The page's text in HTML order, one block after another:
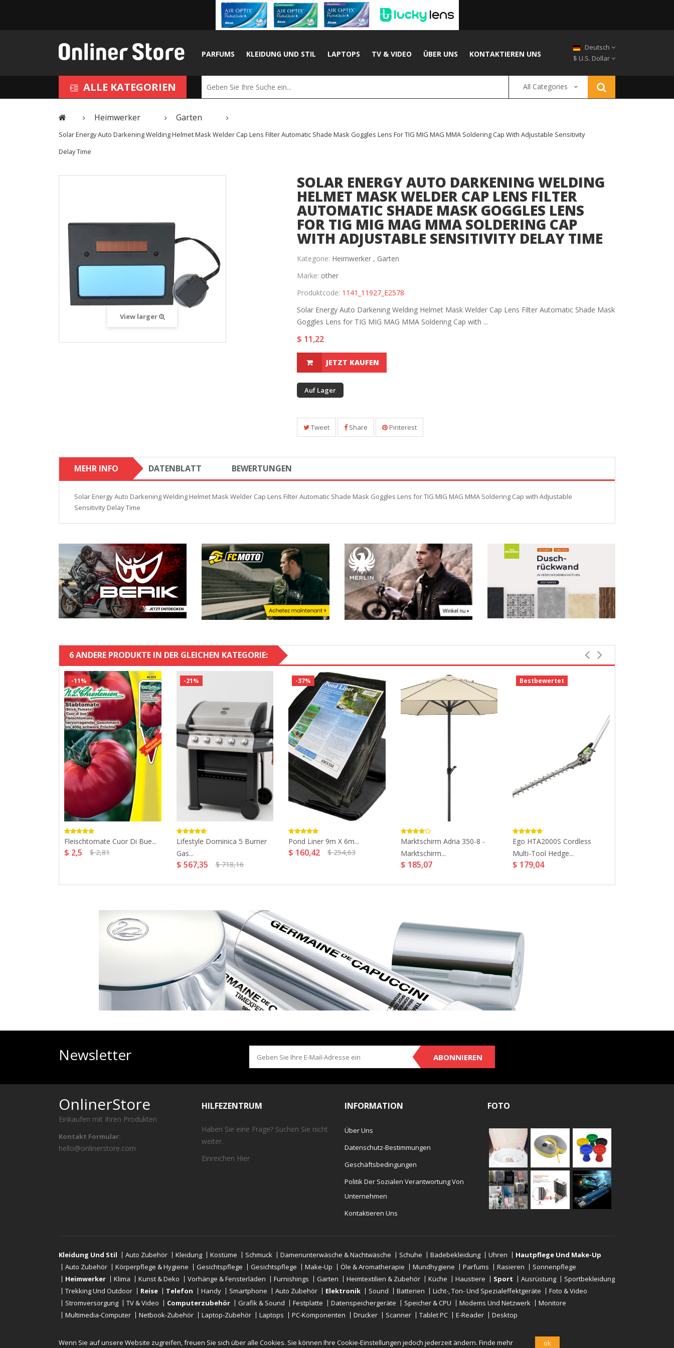
PARFUMS KLEIDUNG UND STIL LAPTOPS TV & VIDEO ÜBER UNS KONTAKTIEREN UNS
Deutsch
$ U.S. Dollar
ALLE KATEGORIEN All Categories
Heimwerker Garten
Solar Energy Auto Darkening Welding Helmet Mask Welder Cap Lens Filter Automatic Shade Mask Goggles Lens For TIG MIG MAG MMA Soldering Cap With Adjustable Sensitivity
Delay Time
View larger
SOLAR ENERGY AUTO DARKENING WELDING
HELMET MASK WELDER CAP LENS FILTER
AUTOMATIC SHADE MASK GOGGLES LENS
FOR TIG MIG MAG MMA SOLDERING CAP
WITH ADJUSTABLE SENSITIVITY DELAY TIME
Kategorie: Heimwerker , Garten
Marke: other
Produktcode: 1141_11927_E2578
Solar Energy Auto Darkening Welding Helmet Mask Welder Cap Lens Filter Automatic Shade Mask
Goggles Lens for TIG MIG MAG MMA Soldering Cap with ...
$ 11,22
JETZT KAUFEN
Auf Lager
Tweet Share Pinterest
MEHR INFO DATENBLATT BEWERTUNGEN
Solar Energy Auto Darkening Welding Helmet Mask Welder Cap Lens Filter Automatic Shade Mask Goggles Lens for TIG MIG MAG MMA Soldering Cap with Adjustable
Sensitivity Delay Time
6 ANDERE PRODUKTE IN DER GLEICHEN KATEGORIE:
-11%
Fleischtomate Cuor Di Bue...
$ 2,5 $ 2,81
-21%
Lifestyle Dominica 5 Burner
Gas...
$ 567,35 $ 718,16
-37%
Pond Liner 9m X 6m...
$ 160,42 $ 254,63
Marktschirm Adria 350-8 -
Marktschirm...
$ 185,07
Bestbewertet
Ego HTA2000S Cordless
Multi-Tool Hedge...
$ 179,04
Newsletter ABONNIEREN
OnlinerStore
Einkaufen mit Ihren Produkten
Kontakt Formular:
hello@onlinerstore.com
HILFEZENTRUM
Haben Sie eine Frage? Suchen Sie nicht
weiter.
Einreichen Hier
INFORMATION
Über Uns
Datenschutz-Bestimmungen
Geschäftsbedingungen
Politik Der Sozialen Verantwortung Von
Unternehmen
Kontaktieren Uns
FOTO
Kleidung Und Stil Auto Zubehör Kleidung Kostüme Schmuck Damenunterwäsche & Nachtwäsche Schuhe Badebekleidung Uhren
Hautpflege Und Make-Up
Auto Zubehör
Körperpflege & Hygiene Gesichtspflege Gesichtspflege Make-Up Öle & Aromatherapie Mundhygiene Parfums Rasieren
Sonnenpflege
Heimwerker
Klima Kunst & Deko Vorhänge & Fensterläden Furnishings Garten Heimtextilien & Zubehör Küche Haustiere Sport Ausrüstung
Sportbekleidung
Trekking Und Outdoor
Reise Telefon Handy Smartphone Auto Zubehör Elektronik Sound Batterien Licht-, Ton- Und Spezialeffektgeräte
Foto & Video
Stromversorgung
TV & Video Computerzubehör Grafik & Sound Festplatte Datenspeichergeräte Speicher & CPU Modems Und Netzwerk
Monitore
Multimedia-Computer
Netbook-Zubehör Laptop-Zubehör Laptops PC-Komponenten Drucker Scanner Tablet PC E-Reader Desktop
Wenn Sie auf unsere Website zugreifen, freuen Sie sich über alle Cookies. Sie können Ihre Cookie-Einstellungen jedoch jederzeit ändern. Finde mehr ok